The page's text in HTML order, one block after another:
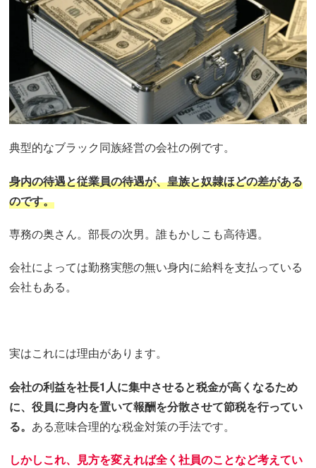
典型的なブラック同族経営の会社の例です。
身内の待遇と従業員の待遇が、皇族と奴隷ほどの差がある
のです。
専務の奥さん。部長の次男。誰もかしこも高待遇。
会社によっては勤務実態の無い身内に給料を支払っている
会社もある。
実はこれには理由があります。
会社の利益を社長1人に集中させると税金が高くなるため
に、役員に身内を置いて報酬を分散させて節税を行ってい
る。 ある意味合理的な税金対策の手法です。
しかしこれ、見方を変えれば全く社員のことなど考えてい